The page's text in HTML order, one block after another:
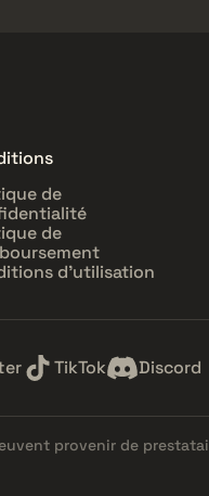
de
de
d'utilisation
TikTok Discord
provenir de